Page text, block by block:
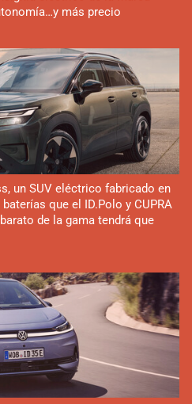
más precio
un SUV eléctrico fabricado en
que el ID.Polo y CUPRA
de la gama tendrá que